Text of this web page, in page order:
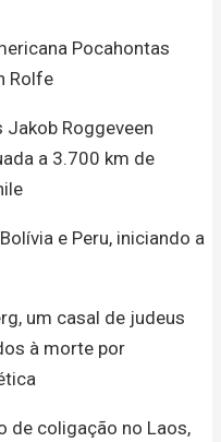
Pocahontas
Rolfe
Roggeveen
a 3.700 km de
e Peru, iniciando a
um casal de judeus
à morte por
de coligação no Laos,